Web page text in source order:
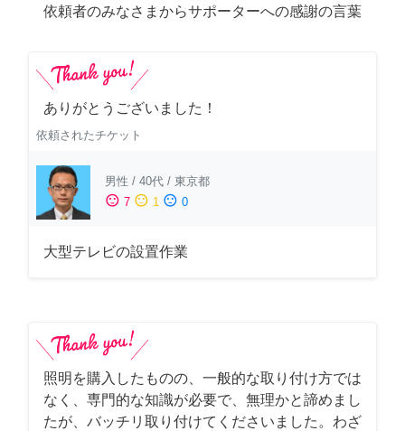
依頼者のみなさまからサポーターへの感謝の言葉
ありがとうございました！
依頼されたチケット
男性 / 40代 / 東京都
sentiment_satisfied 7 sentiment_neutral 1 sentiment_dissatisfied 0
大型テレビの設置作業
照明を購入したものの、一般的な取り付け方では
なく、専門的な知識が必要で、無理かと諦めまし
たが、バッチリ取り付けてくださいました。わざ